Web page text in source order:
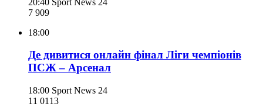
7 909
18:00
Де дивитися онлайн фінал Ліги чемпіонів
ПСЖ – Арсенал
18:00 Sport News 24
11 0113